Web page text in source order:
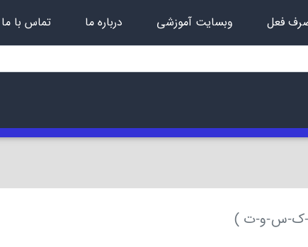
فعل وبسایت آموزشی درباره ما تماس با ما